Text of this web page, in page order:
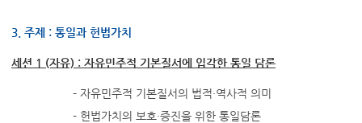
3. 주제 : 통일과 헌법가치
세션 1 (자유) : 자유민주적 기본질서에 입각한 통일 담론
- 자유민주적 기본질서의 법적·역사적 의미
- 헌법가치의 보호·증진을 위한 통일담론